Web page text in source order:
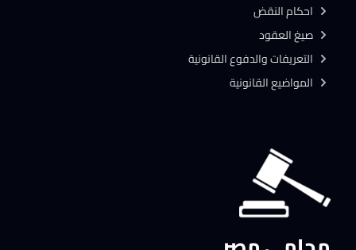
احكام النقض
صيغ العقود
التعريفات والدفوع القانونية
المواضيع القانونية